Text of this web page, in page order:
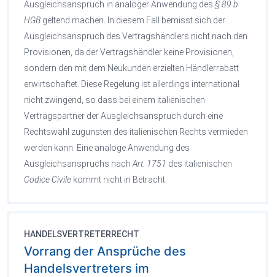
Ausgleichsanspruch in analoger Anwendung des § 89 b
HGB geltend machen. In diesem Fall bemisst sich der
Ausgleichsanspruch des Vertragshändlers nicht nach den
Provisionen, da der Vertragshändler keine Provisionen,
sondern den mit dem Neukunden erzielten Händlerrabatt
erwirtschaftet. Diese Regelung ist allerdings international
nicht zwingend, so dass bei einem italienischen
Vertragspartner der Ausgleichsanspruch durch eine
Rechtswahl zugunsten des italienischen Rechts vermieden
werden kann. Eine analoge Anwendung des
Ausgleichsanspruchs nachArt. 1751 des italienischen
Codice Civile kommt nicht in Betracht.
HANDELSVERTRETERRECHT
Vorrang der Ansprüche des
Handelsvertreters im